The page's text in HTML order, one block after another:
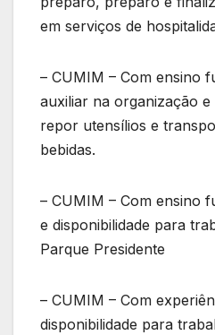
em serviços de
– CUMIM – Com ensino
auxiliar na organização e
repor utensílios e
bebidas.
– CUMIM – Com ensino
e disponibilidade para
Parque Presidente
– CUMIM – Com
disponibilidade para